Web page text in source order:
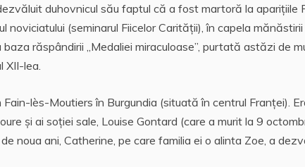
at
s
A
p
rt
aj
z
ă
duhovnicul său faptul că a fost martoră la aparițiile
noviciatului (seminarul Fiicelor Carității), în capela
răspândirii „Medaliei miraculoase”, purtată astăzi de
XII-lea.
lès-Moutiers în Burgundia (situată în centrul Franţei).
și ai soției sale, Louise Gontard (care a murit la 9
noua ani, Catherine, pe care familia ei o alinta Zoe, a